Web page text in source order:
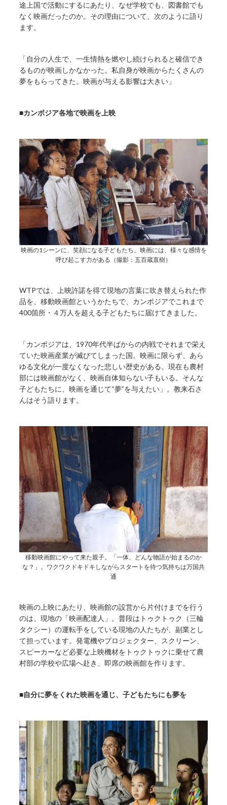
途上国で活動にするにあたり、なぜ学校でも、図書館でも
なく映画だったのか。その理由について、次のように語り
ます。
「自分の人生で、一生情熱を燃やし続けられると確信でき
るものが映画しかなかった。私自身が映画からたくさんの
夢をもらってきた。映画が与える影響は大きい」
■カンボジア各地で映画を上映
映画の1シーンに、笑顔になる子どもたち。映画には、様々な感情を
呼び起こす力がある（撮影：五百蔵直樹）
WTPでは、上映許諾を得て現地の言葉に吹き替えられた作
品を、移動映画館というかたちで、カンボジアでこれまで
400箇所・４万人を超える子どもたちに届けてきました。
「カンボジアは、1970年代半ばからの内戦でそれまで栄え
ていた映画産業が滅びてしまった国。映画に限らず、あら
ゆる文化が一度なくなった悲しい歴史がある。現在も農村
部には映画館がなく、映画自体知らない子もいる。そんな
子どもたちに、映画を通じて“夢”を与えたい」。教来石さ
んはそう語ります。
移動映画館にやって来た親子。「一体、どんな物語が始まるのか
な？」。ワクワクドキドキしながらスタートを待つ気持ちは万国共
通
映画の上映にあたり、映画館の設営から片付けまでを行う
のは、現地の「映画配達人」。普段はトゥクトゥク（三輪
タクシー）の運転手をしている現地の人たちが、副業とし
て担っています。発電機やプロジェクター、スクリーン、
スピーカーなど必要な上映機材をトゥクトゥクに乗せて農
村部の学校や広場へ赴き、即席の映画館を作ります。
■自分に夢をくれた映画を通じ、子どもたちにも夢を